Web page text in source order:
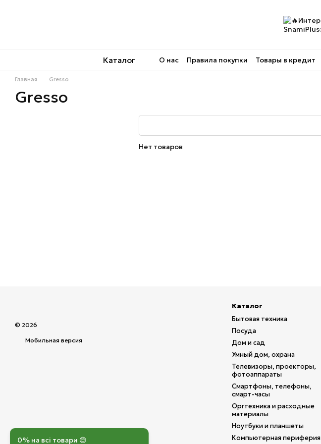
Каталог
О нас Правила покупки Товары в кредит
Главная Gresso
Gresso
Нет товаров
© 2026
Мобильная версия
Каталог
Бытовая техника
Посуда
Дом и сад
Умный дом, охрана
Телевизоры, проекторы,
фотоаппараты
Смартфоны, телефоны,
смарт-часы
Оргтехника и расходные
материалы
Ноутбуки и планшеты
Компьютерная периферия
0% на всі товари 😊